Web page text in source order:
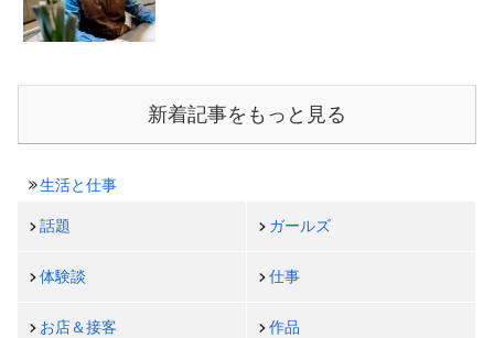
新着記事をもっと見る
生活と仕事
話題 ガールズ
体験談 仕事
お店＆接客 作品